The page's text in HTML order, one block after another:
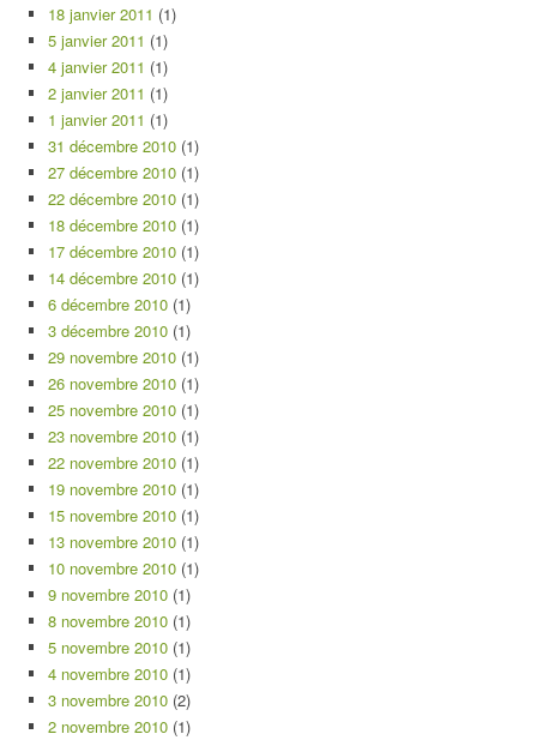
18 janvier 2011 (1)
5 janvier 2011 (1)
4 janvier 2011 (1)
2 janvier 2011 (1)
1 janvier 2011 (1)
31 décembre 2010 (1)
27 décembre 2010 (1)
22 décembre 2010 (1)
18 décembre 2010 (1)
17 décembre 2010 (1)
14 décembre 2010 (1)
6 décembre 2010 (1)
3 décembre 2010 (1)
29 novembre 2010 (1)
26 novembre 2010 (1)
25 novembre 2010 (1)
23 novembre 2010 (1)
22 novembre 2010 (1)
19 novembre 2010 (1)
15 novembre 2010 (1)
13 novembre 2010 (1)
10 novembre 2010 (1)
9 novembre 2010 (1)
8 novembre 2010 (1)
5 novembre 2010 (1)
4 novembre 2010 (1)
3 novembre 2010 (2)
2 novembre 2010 (1)